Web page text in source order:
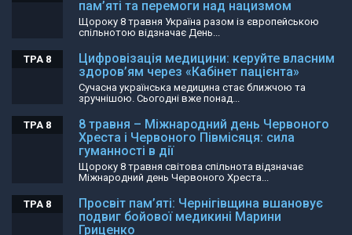
пам’яті та перемоги над нацизмом
Щороку 8 травня Україна разом із європейською
спільнотою відзначає День...
Цифровізація медицини: керуйте власним
здоров’ям через «Кабінет пацієнта»
ТРА 8
Сучасна українська медицина стає ближчою та
зручнішою. Сьогодні вже понад...
8 травня – Міжнародний день Червоного
Хреста і Червоного Півмісяця: сила
гуманності в дії
ТРА 8
Щороку 8 травня світова спільнота відзначає
Міжнародний день Червоного Хреста...
Просвіт пам’яті: Чернігівщина вшановує
подвиг бойової медикині Марини
Гриценко
ТРА 8